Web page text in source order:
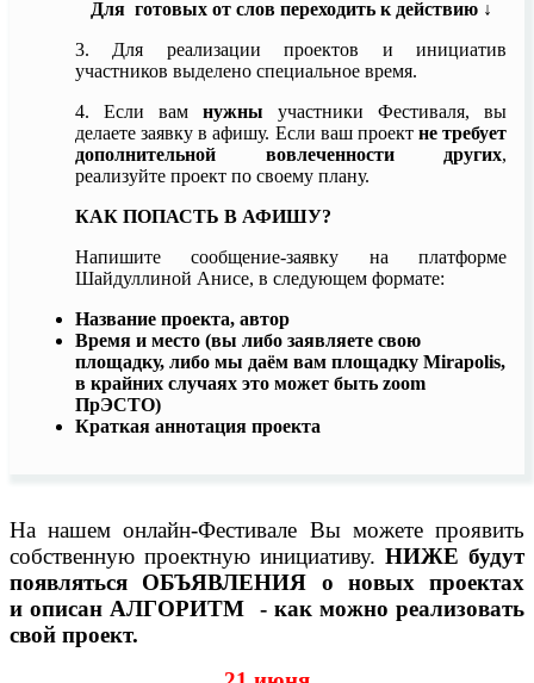
Для готовых от слов переходить к действию ↓
3.
Для реализации проектов и инициатив
участников выделено специальное время.
4. Если вам нужны участники Фестиваля, вы
делаете заявку в афишу. Если ваш проект не требует
дополнительной вовлеченности других,
реализуйте проект по своему плану.
КАК ПОПАСТЬ В АФИШУ?
Напишите сообщение-заявку на платформе
Шайдуллиной Анисе, в следующем формате:
Название проекта, автор
Время и место (вы либо заявляете свою
площадку, либо мы даём вам площадку Mirapolis,
в крайних случаях это может быть zoom
ПрЭСТО)
Краткая аннотация проекта
На нашем онлайн-Фестивале Вы можете проявить
собственную проектную инициативу. НИЖЕ будут
появляться ОБЪЯВЛЕНИЯ о новых проектах
иописан АЛГОРИТМ - как можно реализовать
свой проект.